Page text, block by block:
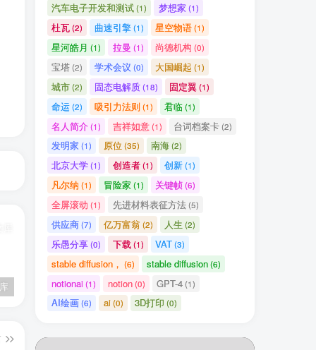
百度百科——数量级 原子力显微镜
汽车电子开发和测试(1) 梦想家 (1)
杜瓦(2) 曲速引擎(1) 星空物语(1)
星河皓月 (1) 拉曼 (1) 尚德机构 (0)
宝塔(2) 学术会议 (0) 大国崛起 (1)
城市(2) 固态电解质(18) 固定翼(1)
命运(2) 吸引力法则 (1) 君临(1)
名人简介(1) 吉祥如意(1) 台词档案卡(2)
发明家 (1) 原位 (35) 南海(2)
北京大学(1) 创造者(1) 创新(1)
凡尔纳 (1) 冒险家 (1) 关键帧(6)
全屏滚动 (1) 先进材料表征方法(5)
供应商(7) 亿万富翁 (2) 人生 (2)
乐愚分享(0) 下载(1) VAT(3)
stable diffusion， (6) stable diffusion(6)
notionai(1) notion(0) GPT-4(1)
AI绘画(6) ai(0) 3D打印 (0)